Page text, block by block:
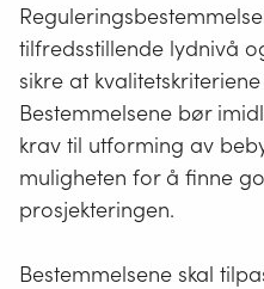
tilfredsstillende lydnivå
sikre at
Bestemmelsene bør
krav til utforming av
muligheten for å finne
prosjekteringen.
Bestemmelsene skal